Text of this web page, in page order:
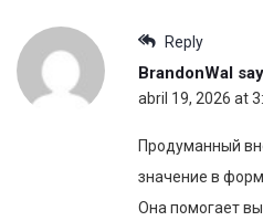
Reply
BrandonWal
abril 19, 2026 at
Продуманный
значение в
Она помогает